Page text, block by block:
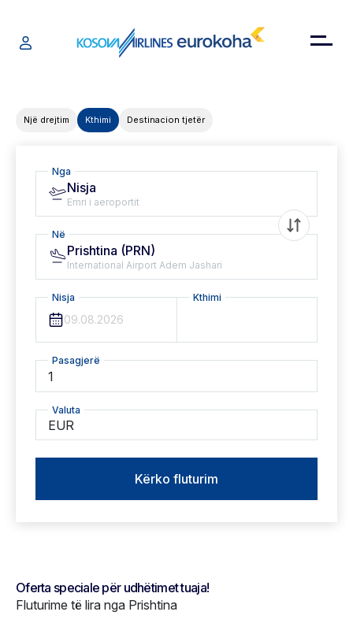
Një drejtim Kthimi Destinacion tjetër
Nga
Nisja
Emri i aeroportit
Në
Prishtina (PRN)
International Airport Adem Jashari
Nisja
09.08.2026
Kthimi
Pasagjerë
1
Valuta
EUR
Kërko fluturim
Oferta speciale për udhëtimet tuaja!
Fluturime të lira nga Prishtina